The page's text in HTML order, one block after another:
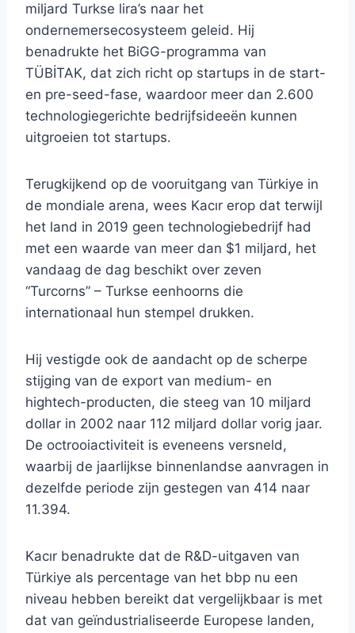
miljard Turkse lira’s naar het
ondernemersecosysteem geleid. Hij
benadrukte het BiGG-programma van
TÜBİTAK, dat zich richt op startups in de start-
en pre-seed-fase, waardoor meer dan 2.600
technologiegerichte bedrijfsideeën kunnen
uitgroeien tot startups.
Terugkijkend op de vooruitgang van Türkiye in
de mondiale arena, wees Kacır erop dat terwijl
het land in 2019 geen technologiebedrijf had
met een waarde van meer dan $1 miljard, het
vandaag de dag beschikt over zeven
“Turcorns” – Turkse eenhoorns die
internationaal hun stempel drukken.
Hij vestigde ook de aandacht op de scherpe
stijging van de export van medium- en
hightech-producten, die steeg van 10 miljard
dollar in 2002 naar 112 miljard dollar vorig jaar.
De octrooiactiviteit is eveneens versneld,
waarbij de jaarlijkse binnenlandse aanvragen in
dezelfde periode zijn gestegen van 414 naar
11.394.
Kacır benadrukte dat de R&D-uitgaven van
Türkiye als percentage van het bbp nu een
niveau hebben bereikt dat vergelijkbaar is met
dat van geïndustrialiseerde Europese landen,